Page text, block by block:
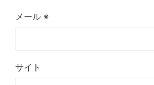
メール ※
サイト